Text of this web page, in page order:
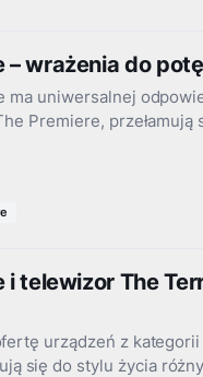
– wrażenia do
ma uniwersalnej
Premiere,
i telewizor The
urządzeń z
się do stylu życia